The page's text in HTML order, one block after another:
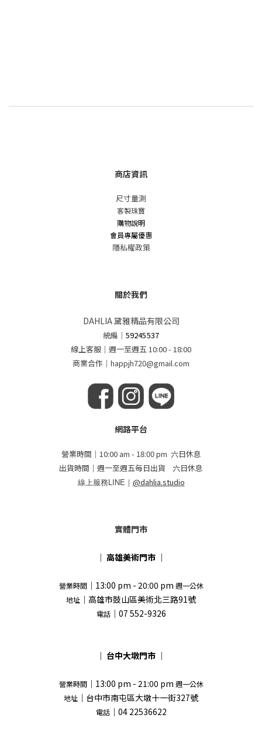
商店資訊
尺寸量測
客製珠寶
購物說明
會員專屬優惠
隱私權政策
關於我們
DAHLIA 黛雅精品有限公司
統編 ｜59245537
線上客服｜週一至週五 10:00 - 18:00
商業合作｜happjh720@gmail.com
網路平台
營業時間｜10:00 am - 18:00 pm 六日休息
出貨時間｜週一至週五每日出貨 六日休息
線上服務LINE｜ @dahlia.studio
實體門市
｜ 高雄美術門市 ｜
營業時間｜13:00 pm - 20:00 pm 週一公休
地址 ｜高雄市鼓山區美術北三路91號
電話｜07 552-9326
｜ 台中大墩門市 ｜
營業時間｜13:00 pm - 21:00 pm 週一公休
地址 ｜台中市南屯區大墩十一街327號
電話｜04 22536622